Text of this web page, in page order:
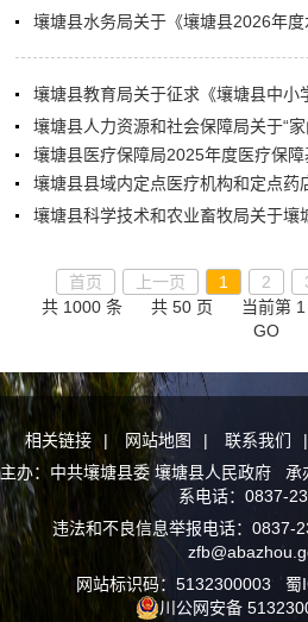
首页 上一页 1 2
共 1000 条
共 50 页 当前第
GO
相关链接 | 网站地图 | 联系我们 |
主办：中共壤塘县委 壤塘县人民政府
系电话：0837-
违法和不良信息举报电话：
网站标识码：5132300003 蜀
川公网安备